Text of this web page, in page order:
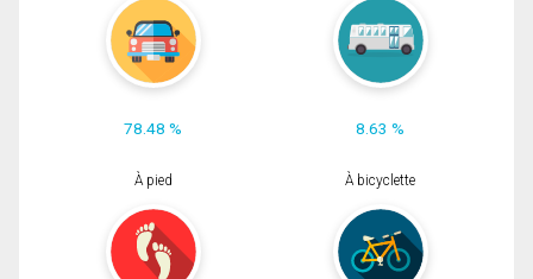
78.48 % 8.63 %
À pied À bicyclette